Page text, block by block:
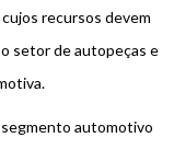
recursos devem
setor de autopeças e
automotivo